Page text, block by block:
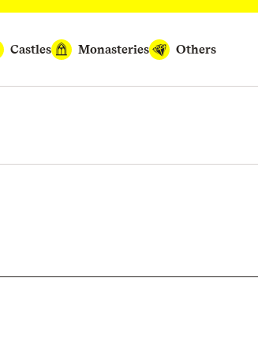
Castles Monasteries Others